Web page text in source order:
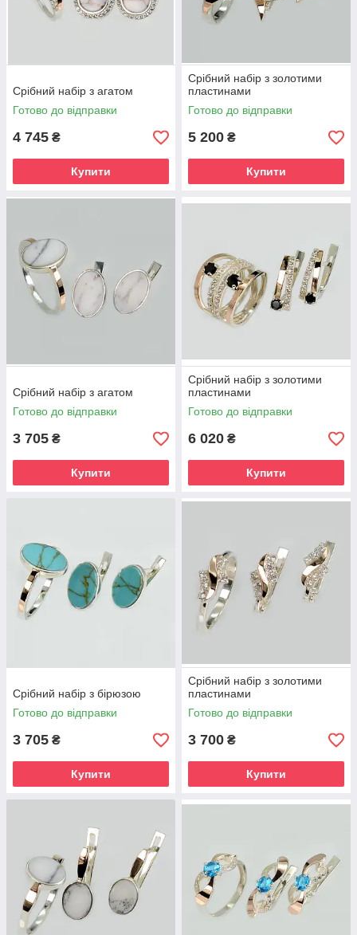
Срібний набір з агатом
Готово до відправки
4 745 ₴
Купити
Срібний набір з золотими
пластинами
Готово до відправки
5 200 ₴
Купити
Срібний набір з агатом
Готово до відправки
3 705 ₴
Купити
Срібний набір з золотими
пластинами
Готово до відправки
6 020 ₴
Купити
Срібний набір з бірюзою
Готово до відправки
3 705 ₴
Купити
Срібний набір з золотими
пластинами
Готово до відправки
3 700 ₴
Купити